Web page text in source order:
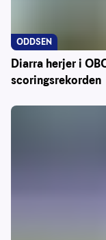
Diarra herjer i
scoringsrekorden
ODDSEN